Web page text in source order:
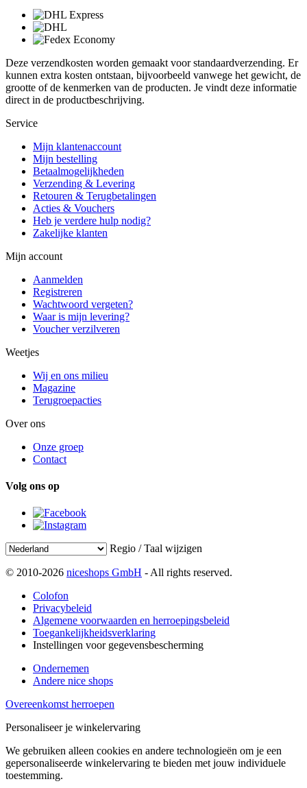
Deze verzendkosten worden gemaakt voor standaardverzending. Er
kunnen extra kosten ontstaan, bijvoorbeeld vanwege het gewicht, de
grootte of de kenmerken van de producten. Je vindt deze informatie
direct in de productbeschrijving.
Service
Mijn klantenaccount
Mijn bestelling
Betaalmogelijkheden
Verzending & Levering
Retouren & Terugbetalingen
Acties & Vouchers
Heb je verdere hulp nodig?
Zakelijke klanten
Mijn account
Aanmelden
Registreren
Wachtwoord vergeten?
Waar is mijn levering?
Voucher verzilveren
Weetjes
Wij en ons milieu
Magazine
Terugroepacties
Over ons
Onze groep
Contact
Volg ons op
Regio / Taal wijzigen
© 2010-2026 niceshops GmbH - All rights reserved.
Colofon
Privacybeleid
Algemene voorwaarden en herroepingsbeleid
Toegankelijkheidsverklaring
Instellingen voor gegevensbescherming
Ondernemen
Andere nice shops
Overeenkomst herroepen
Personaliseer je winkelervaring
We gebruiken alleen cookies en andere technologieën om je een
gepersonaliseerde winkelervaring te bieden met jouw individuele
toestemming.